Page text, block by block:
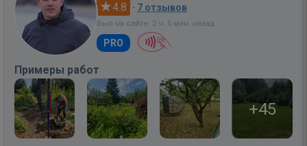
4.8 · 7 отзывов
Был на сайте: 2 ч. 5 мин. назад
PRO
Примеры работ
+45